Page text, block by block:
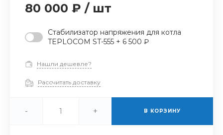
80 000 ₽ / шт
Стабилизатор напряжения для котла
TEPLOCOM ST-555 + 6 500 ₽
Нашли дешевле?
Рассчитать доставку
- + В КОРЗИНУ